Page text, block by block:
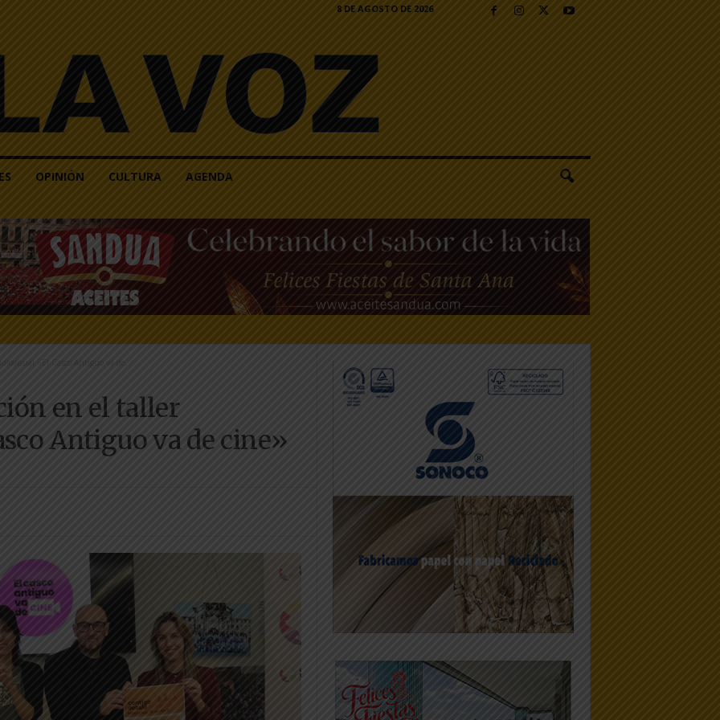
8 DE AGOSTO DE 2026
OPINIÓN CULTURA AGENDA
«El Casco Antiguo va de...
en el taller
Antiguo va de cine»